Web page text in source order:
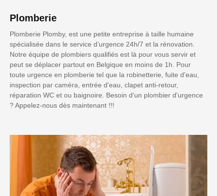
Plomberie
Plomberie Plomby, est une petite entreprise à taille humaine
spécialisée dans le service d’urgence 24h/7 et la rénovation.
Notre équipe de plombiers qualifiés est là pour vous servir et
peut se déplacer partout en Belgique en moins de 1h. Pour
toute urgence en plomberie tel que la robinetterie, fuite d'eau,
inspection par caméra, entrée d'eau, clapet anti-retour,
réparation WC et ou baignoire. Besoin d'un plombier d'urgence
? Appelez-nous dès maintenant !!!